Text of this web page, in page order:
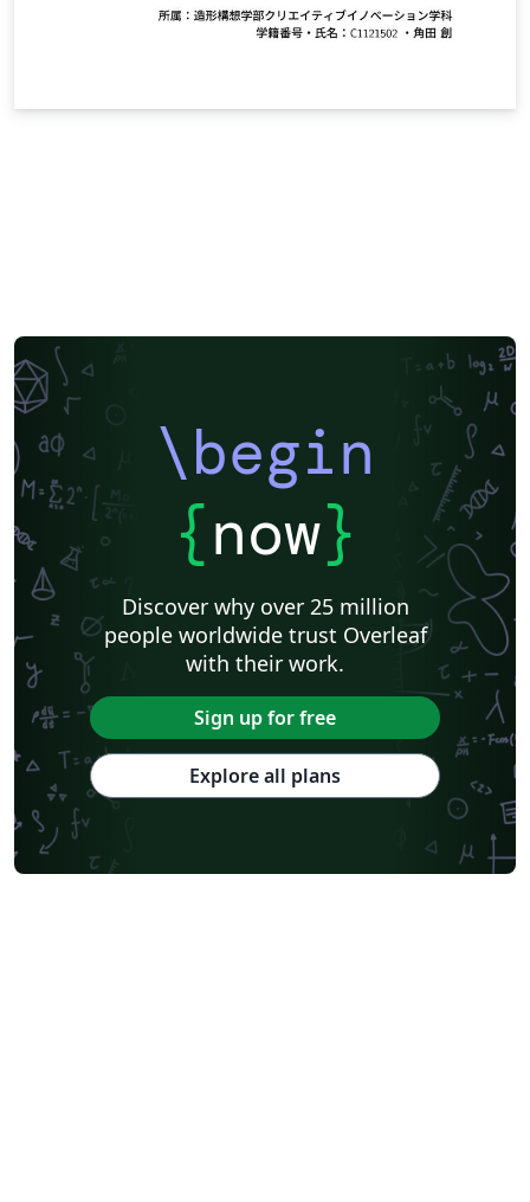
\begin
{now}
Discover why over 25 million
people worldwide trust Overleaf
with their work.
Sign up for free
Explore all plans